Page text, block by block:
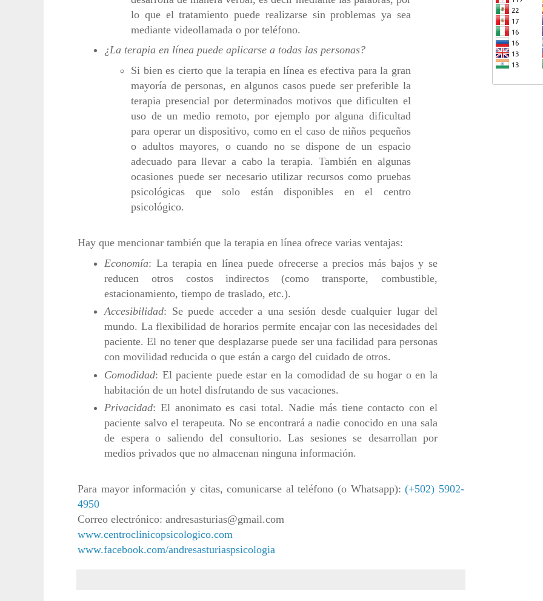
lo que el tratamiento puede realizarse sin problemas ya sea
mediante videollamada o por teléfono.
¿La terapia en línea puede aplicarse a todas las personas?
Si bien es cierto que la terapia en línea es efectiva para la gran
mayoría de personas, en algunos casos puede ser preferible la
terapia presencial por determinados motivos que dificulten el
uso de un medio remoto, por ejemplo por alguna dificultad
para operar un dispositivo, como en el caso de niños pequeños
o adultos mayores, o cuando no se dispone de un espacio
adecuado para llevar a cabo la terapia. También en algunas
ocasiones puede ser necesario utilizar recursos como pruebas
psicológicas que solo están disponibles en el centro
psicológico.
Hay que mencionar también que la terapia en línea ofrece varias ventajas:
Economía: La terapia en línea puede ofrecerse a precios más bajos y se
reducen otros costos indirectos (como transporte, combustible,
estacionamiento, tiempo de traslado, etc.).
Accesibilidad: Se puede acceder a una sesión desde cualquier lugar del
mundo. La flexibilidad de horarios permite encajar con las necesidades del
paciente. El no tener que desplazarse puede ser una facilidad para personas
con movilidad reducida o que están a cargo del cuidado de otros.
Comodidad: El paciente puede estar en la comodidad de su hogar o en la
habitación de un hotel disfrutando de sus vacaciones.
Privacidad: El anonimato es casi total. Nadie más tiene contacto con el
paciente salvo el terapeuta. No se encontrará a nadie conocido en una sala
de espera o saliendo del consultorio. Las sesiones se desarrollan por
medios privados que no almacenan ninguna información.
Para mayor información y citas, comunicarse al teléfono (o Whatsapp):(+502) 5902-
4950
Correo electrónico: andresasturias@gmail.com
www.centroclinicopsicologico.com
www.facebook.com/andresasturiaspsicologia